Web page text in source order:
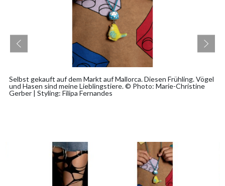
accessibility.slider.show_pre_image
Selbst gekauft auf dem Markt auf Mallorca. Diesen Frühling. Vögel
und Hasen sind meine Lieblingstiere. © Photo: Marie-Christine
Gerber | Styling: Filipa Fernandes